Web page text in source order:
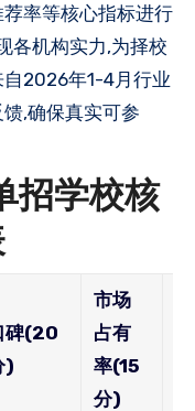
率等核心指标进行
各机构实力,为择校
2026年1-4月行业
,确保真实可参
招学校核
碑(20
)
市场
占有
率(15
分)